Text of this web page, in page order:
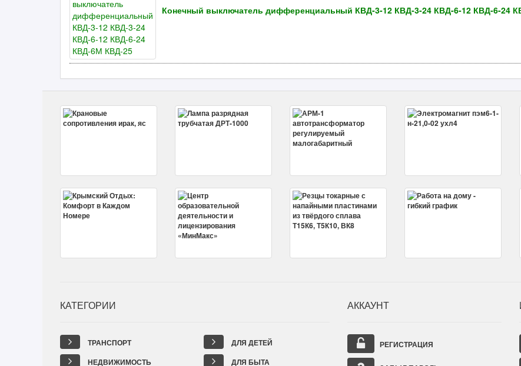
Конечный выключатель дифференциальный КВД-3-12 КВД-3-24 КВД-6-12 КВД-6-24
КАТЕГОРИИ
ТРАНСПОРТ
НЕДВИЖИМОСТЬ
ДЛЯ ДЕТЕЙ
ДЛЯ БЫТА
АККАУНТ
РЕГИСТРАЦИЯ